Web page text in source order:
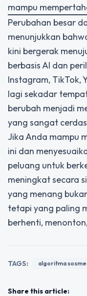
mampu
Perubahan besar
menunjukkan
kini bergerak
berbasis AI dan
Instagram, TikTok,
lagi sekadar
berubah menjadi
yang sangat
Jika Anda mampu
ini dan
peluang untuk
meningkat secara
yang menang
tetapi yang paling
berhenti,
TAGS: algoritma
Share this article: